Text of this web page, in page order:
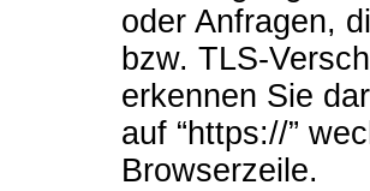
oder Anfragen,
bzw. TLS-
erkennen Sie
auf “https://”
Browserzeile.